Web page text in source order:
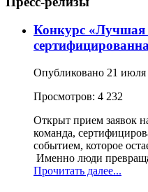
Конкурс «Лучшая
Опубликовано 21 июля
Просмотров: 4 232
Открыт прием заявок
команда,
событием, которое
Именно люди
Прочитать далее...